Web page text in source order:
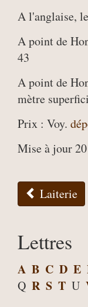
A l'anglaise,
A point de
43
A point de
mètre
Prix : Voy.
Mise à jour
Laiterie
Lettres
A B C D E
Q R S T U